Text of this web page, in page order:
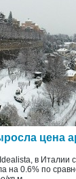
цена
в Италии
на 0.6% по